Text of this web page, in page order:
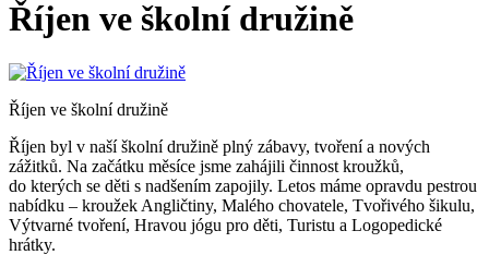
Říjen ve školní družině
Říjen ve školní družině
Říjen byl v naší školní družině plný zábavy, tvoření a nových
zážitků. Na začátku měsíce jsme zahájili činnost kroužků,
do kterých se děti s nadšením zapojily. Letos máme opravdu pestrou
nabídku – kroužek Angličtiny, Malého chovatele, Tvořivého šikulu,
Výtvarné tvoření, Hravou jógu pro děti, Turistu a Logopedické
hrátky.